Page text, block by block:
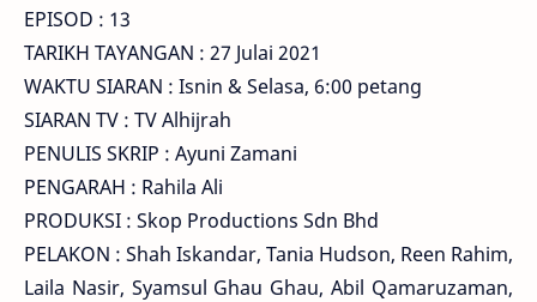
EPISOD : 13
TARIKH TAYANGAN : 27 Julai 2021
WAKTU SIARAN : Isnin & Selasa, 6:00 petang
SIARAN TV : TV Alhijrah
PENULIS SKRIP : Ayuni Zamani
PENGARAH : Rahila Ali
PRODUKSI : Skop Productions Sdn Bhd
PELAKON : Shah Iskandar, Tania Hudson, Reen Rahim,
Laila Nasir, Syamsul Ghau Ghau, Abil Qamaruzaman,